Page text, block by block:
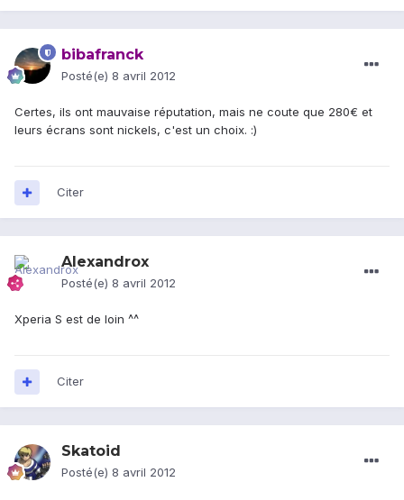
bibafranck
Posté(e) 8 avril 2012
Certes, ils ont mauvaise réputation, mais ne coute que 280€ et
leurs écrans sont nickels, c'est un choix. :)
Citer
Alexandrox
Posté(e) 8 avril 2012
Xperia S est de loin ^^
Citer
Skatoid
Posté(e) 8 avril 2012